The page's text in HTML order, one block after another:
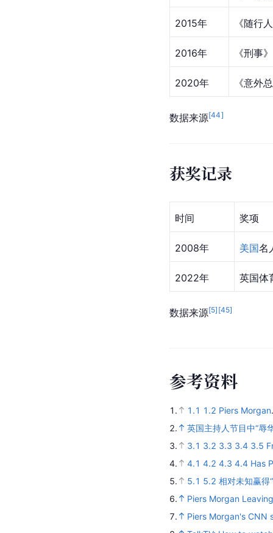
2015年 《随行
2016年 《刑事》
2020年 《意外
数据来源[44]
获奖记录
时间 奖项
2008年 美国名
2022年 英国体
数据来源[5] [45]
参考资料
1. 1.1 1.2 Piers Morgan
2.
英国主持人节目中“辱
3.
3.1 3.2 3.3 3.4 3.5
4.
4.1 4.2 4.3 4.4 Has
5.
5.1 5.2 相对未知赢得
6.
Piers Morgan
7.
Piers Morgan's CNN